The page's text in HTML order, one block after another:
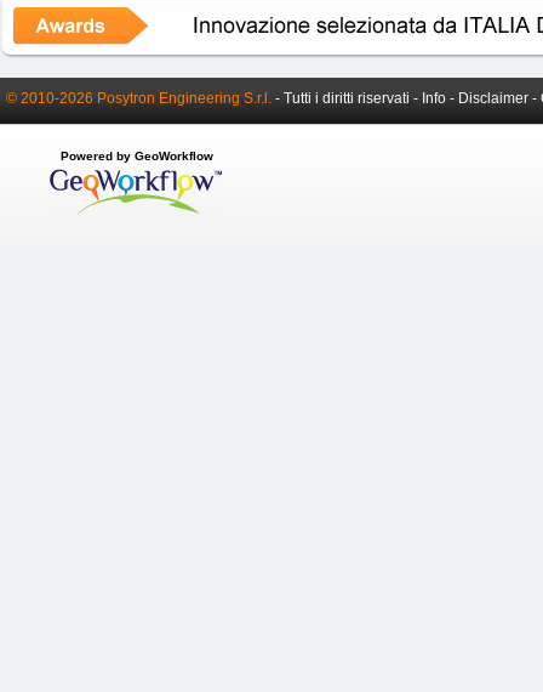
© 2010-2026 Posytron Engineering S.r.l. - Tutti i diritti riservati - Info - Disclaimer -
Powered by GeoWorkflow